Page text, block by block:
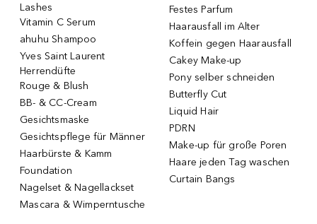
Lashes
Vitamin C Serum
ahuhu Shampoo
Yves Saint Laurent
Herrendüfte
Rouge & Blush
BB- & CC-Cream
Gesichtsmaske
Gesichtspflege für Männer
Haarbürste & Kamm
Foundation
Nagelset & Nagellackset
Mascara & Wimperntusche
Festes Parfum
Haarausfall im Alter
Koffein gegen Haarausfall
Cakey Make-up
Pony selber schneiden
Butterfly Cut
Liquid Hair
PDRN
Make-up für große Poren
Haare jeden Tag waschen
Curtain Bangs